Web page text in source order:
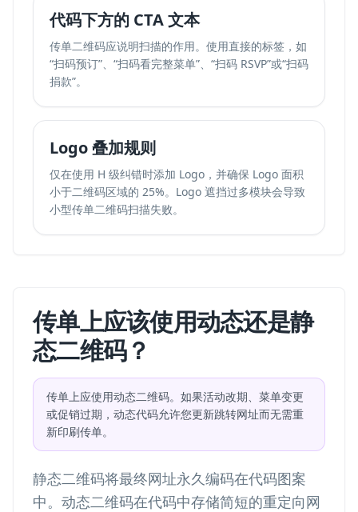
代码下方的 CTA 文本
传单二维码应说明扫描的作用。使用直接的标签，如
“扫码预订”、“扫码看完整菜单”、“扫码 RSVP”或“扫码
捐款”。
Logo 叠加规则
仅在使用 H 级纠错时添加 Logo，并确保 Logo 面积
小于二维码区域的 25%。Logo 遮挡过多模块会导致
小型传单二维码扫描失败。
传单上应该使用动态还是静
态二维码？
传单上应使用动态二维码。如果活动改期、菜单变更
或促销过期，动态代码允许您更新跳转网址而无需重
新印刷传单。
静态二维码将最终网址永久编码在代码图案
中。动态二维码在代码中存储简短的重定向网